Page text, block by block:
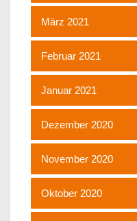
März 2021
Februar 2021
Januar 2021
Dezember 2020
November 2020
Oktober 2020